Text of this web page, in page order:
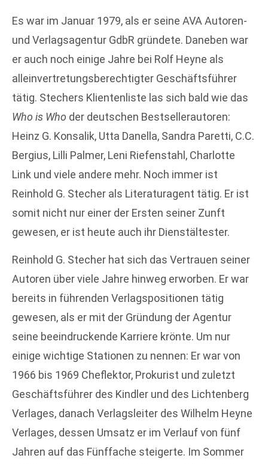
Es war im Januar 1979, als er seine AVA Autoren-
und Verlagsagentur GdbR gründete. Daneben war
er auch noch einige Jahre bei Rolf Heyne als
alleinvertretungsberechtigter Geschäftsführer
tätig. Stechers Klientenliste las sich bald wie das
Who is Who der deutschen Bestsellerautoren:
Heinz G. Konsalik, Utta Danella, Sandra Paretti, C.C.
Bergius, Lilli Palmer, Leni Riefenstahl, Charlotte
Link und viele andere mehr. Noch immer ist
Reinhold G. Stecher als Literaturagent tätig. Er ist
somit nicht nur einer der Ersten seiner Zunft
gewesen, er ist heute auch ihr Dienstältester.
Reinhold G. Stecher hat sich das Vertrauen seiner
Autoren über viele Jahre hinweg erworben. Er war
bereits in führenden Verlagspositionen tätig
gewesen, als er mit der Gründung der Agentur
seine beeindruckende Karriere krönte. Um nur
einige wichtige Stationen zu nennen: Er war von
1966 bis 1969 Cheflektor, Prokurist und zuletzt
Geschäftsführer des Kindler und des Lichtenberg
Verlages, danach Verlagsleiter des Wilhelm Heyne
Verlages, dessen Umsatz er im Verlauf von fünf
Jahren auf das Fünffache steigerte. Im Sommer